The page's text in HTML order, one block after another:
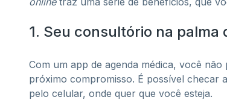
1. Seu consultório na palma
Com um app de agenda médica, você
próximo compromisso. É possível checar
pelo celular, onde quer que você esteja.